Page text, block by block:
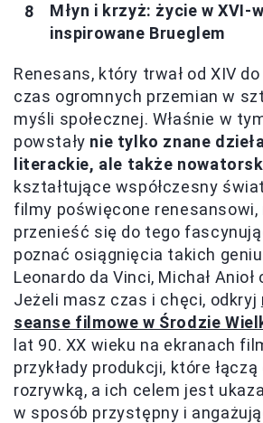
Młyn i krzyż: życie w XVI-
inspirowane Brueglem
Renesans, który trwał od XIV
czas ogromnych przemian w
myśli społecznej. Właśnie w
powstały nie tylko znane
literackie, ale także
kształtujące współczesny
filmy poświęcone renesansowi,
przenieść się do tego
poznać osiągnięcia takich
Leonardo da Vinci, Michał Anioł
Jeżeli masz czas i chęci, odkryj
seanse filmowe w Środzie
lat 90. XX wieku na ekranach
przykłady produkcji, które
rozrywką, a ich celem jest
w sposób przystępny i